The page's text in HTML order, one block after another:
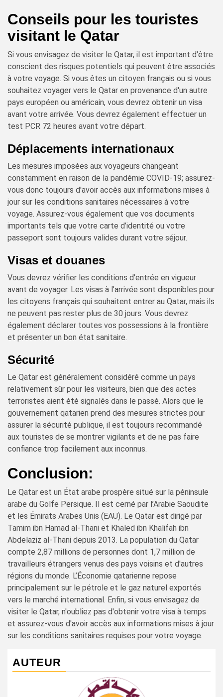
Conseils pour les touristes
visitant le Qatar
Si vous envisagez de visiter le Qatar, il est important d'être
conscient des risques potentiels qui peuvent être associés
à votre voyage. Si vous êtes un citoyen français ou si vous
souhaitez voyager vers le Qatar en provenance d'un autre
pays européen ou américain, vous devrez obtenir un visa
avant votre arrivée. Vous devrez également effectuer un
test PCR 72 heures avant votre départ.
Déplacements internationaux
Les mesures imposées aux voyageurs changeant
constamment en raison de la pandémie COVID-19; assurez-
vous donc toujours d'avoir accès aux informations mises à
jour sur les conditions sanitaires nécessaires à votre
voyage. Assurez-vous également que vos documents
importants tels que votre carte d’identité ou votre
passeport sont toujours valides durant votre séjour.
Visas et douanes
Vous devrez vérifier les conditions d'entrée en vigueur
avant de voyager. Les visas à l’arrivée sont disponibles pour
les citoyens français qui souhaitent entrer au Qatar, mais ils
ne peuvent pas rester plus de 30 jours. Vous devrez
également déclarer toutes vos possessions à la frontière
et présenter un bon état sanitaire.
Sécurité
Le Qatar est généralement considéré comme un pays
relativement sûr pour les visiteurs, bien que des actes
terroristes aient été signalés dans le passé. Alors que le
gouvernement qatarien prend des mesures strictes pour
assurer la sécurité publique, il est toujours recommandé
aux touristes de se montrer vigilants et de ne pas faire
confiance trop facilement aux inconnus.
Conclusion:
Le Qatar est un État arabe prospère situé sur la péninsule
arabe du Golfe Persique. Il est cerné par l’Arabie Saoudite
et les Émirats Arabes Unis (EAU). Le Qatar est dirigé par
Tamim ibn Hamad al-Thani et Khaled ibn Khalifah ibn
Abdelaziz al-Thani depuis 2013. La population du Qatar
compte 2,87 millions de personnes dont 1,7 million de
travailleurs étrangers venus des pays voisins et d'autres
régions du monde. L’Économie qatarienne repose
principalement sur le pétrole et le gaz naturel exportés
vers le marché international. Enfin, si vous envisagez de
visiter le Qatar, n'oubliez pas d'obtenir votre visa à temps
et assurez-vous d'avoir accès aux informations mises à jour
sur les conditions sanitaires requises pour votre voyage.
AUTEUR